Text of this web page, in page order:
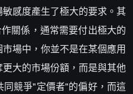
感度產生了極大的要求。其
關係，通常需要付出極大的
場中，你並不是在某個應用
大的市場份額，而是與其他
競爭"定價者"的偏好，而這